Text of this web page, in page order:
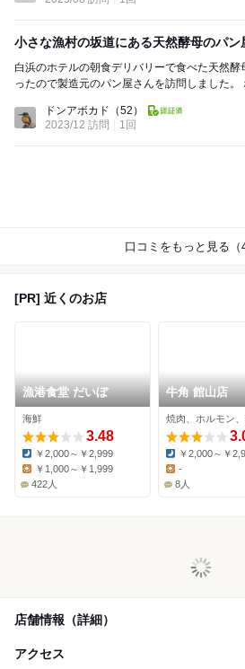
小さな漁村の坂道にある天然酵母のパン
白浜のホテルの朝食デリバリーで食べた天然
ったので製造元のパン屋さんを訪問しました。 ホテルで食べたパンは、
ドンアボカド （52）
2023/12 訪問
1回
口コミをもっと見る（
[PR] 近くのお店
漁港食堂 だいぼ
海鮮
3.48
Dinner:
￥2,000～￥2,999
￥1,000～￥1,999
422人
牛角 館山店
焼肉、ホルモン
Dinner:
￥2,000～￥
Lunch:
-
8人
店舗情報（詳細）
アクセス